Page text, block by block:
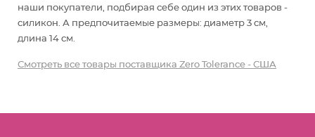
наши покупатели, подбирая себе один из этих товаров -
силикон. А предпочитаемые размеры: диаметр 3 см,
длина 14 см.
Смотреть все товары поставщика Zero Tolerance - США